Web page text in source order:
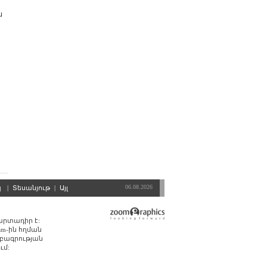
| Տեսանյութ | Այլ 06.08.2026
է:
ին հղման